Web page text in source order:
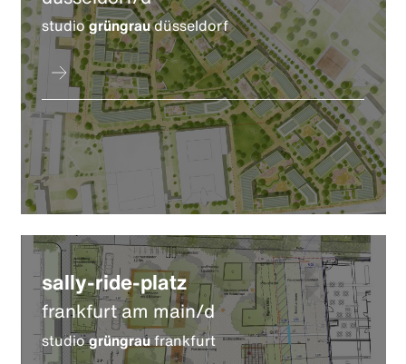
studiogrüngraudüsseldorf
sally-ride-platz
frankfurt am main/d
studiogrüngraufrankfurt